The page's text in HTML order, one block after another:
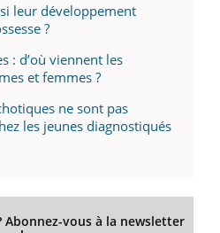
leur développement
?
: d’où viennent les
et femmes ?
ne sont pas
les jeunes diagnostiqués
Abonnez-vous à la newsletter